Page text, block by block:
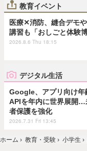
教育イベント
医療✕消防、縫合デモ
講習も「おしごと体験
2026.8.6 Thu 18:15
デジタル生活
Google、アプリ向け年
APIを年内に世界展開…
者保護を強化
2026.7.31 Fri 13:45
ホーム › 教育・受験 › 小学生 ›